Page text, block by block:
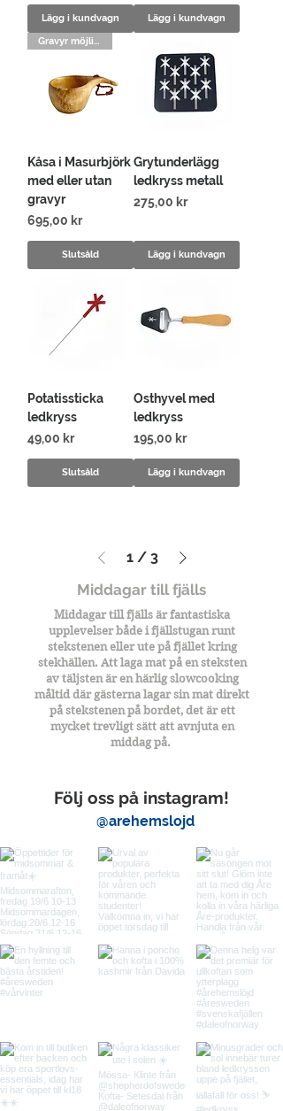
Lägg i kundvagn
Lägg i kundvagn
Gravyr möjligt!
Kåsa i Masurbjörk
med eller utan
gravyr
Pris
695,00 kr
Slutsåld
Grytunderlägg
ledkryss metall
Pris
275,00 kr
Lägg i kundvagn
Potatissticka
ledkryss
Pris
49,00 kr
Slutsåld
Osthyvel med
ledkryss
Pris
195,00 kr
Lägg i kundvagn
1 / 3
Middagar till fjälls
Middagar till fjälls är fantastiska
upplevelser både i fjällstugan runt
stekstenen eller ute på fjället kring
stekhällen. Att laga mat på en steksten
av täljsten är en härlig slowcooking
måltid där gästerna lagar sin mat direkt
på stekstenen på bordet, det är ett
mycket trevligt sätt att avnjuta en
middag på.
Följ oss på instagram!
@arehemslojd